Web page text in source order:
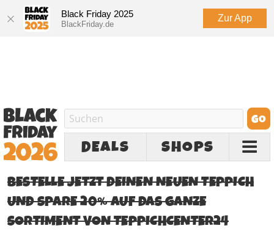
Black Friday 2025
BlackFriday.de
Zur App
DEALS SHOPS
BESTELLE JETZT DEINEN NEUEN TEPPICH
UND SPARE 20% AUF DAS GANZE
SORTIMENT VON TEPPICHCENTER24